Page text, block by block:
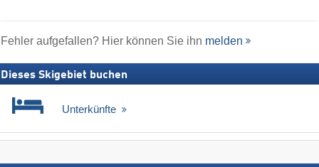
Fehler aufgefallen? Hier können Sie ihn melden
Dieses Skigebiet buchen
Unterkünfte